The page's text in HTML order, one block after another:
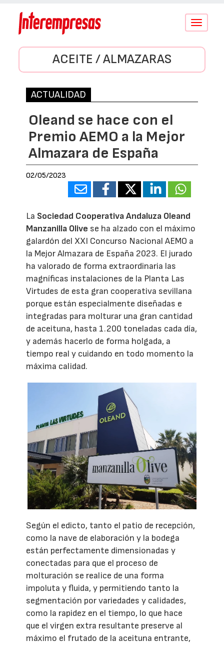
Conmutar
ACEITE / ALMAZARAS
ACTUALIDAD
Oleand se hace con el
Premio AEMO a la Mejor
Almazara de España
02/05/2023
La Sociedad Cooperativa Andaluza Oleand
Manzanilla Olive se ha alzado con el máximo
galardón del XXI Concurso Nacional AEMO a
la Mejor Almazara de España 2023. El jurado
ha valorado de forma extraordinaria las
magníficas instalaciones de la Planta Las
Virtudes de esta gran cooperativa sevillana
porque están especialmente diseñadas e
integradas para molturar una gran cantidad
de aceituna, hasta 1.200 toneladas cada día,
y además hacerlo de forma holgada, a
tiempo real y cuidando en todo momento la
máxima calidad.
Según el edicto, tanto el patio de recepción,
como la nave de elaboración y la bodega
están perfectamente dimensionadas y
conectadas para que el proceso de
molturación se realice de una forma
impoluta y fluida, y permitiendo tanto la
segmentación por variedades y calidades,
como la rapidez en el tiempo, lo que hace
que el virgen extra resultante preserve al
máximo el frutado de la aceituna entrante,